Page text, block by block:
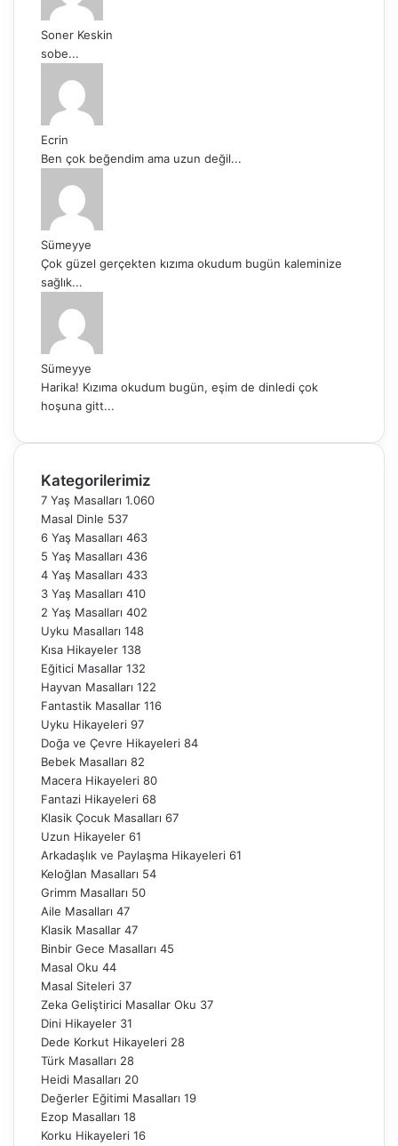
Soner Keskin
sobe...
Ecrin
Ben çok beğendim ama uzun değil...
Sümeyye
Çok güzel gerçekten kızıma okudum bugün kaleminize
sağlık...
Sümeyye
Harika! Kızıma okudum bugün, eşim de dinledi çok
hoşuna gitt...
Kategorilerimiz
7 Yaş Masalları 1.060
Masal Dinle 537
6 Yaş Masalları 463
5 Yaş Masalları 436
4 Yaş Masalları 433
3 Yaş Masalları 410
2 Yaş Masalları 402
Uyku Masalları 148
Kısa Hikayeler 138
Eğitici Masallar 132
Hayvan Masalları 122
Fantastik Masallar 116
Uyku Hikayeleri 97
Doğa ve Çevre Hikayeleri 84
Bebek Masalları 82
Macera Hikayeleri 80
Fantazi Hikayeleri 68
Klasik Çocuk Masalları 67
Uzun Hikayeler 61
Arkadaşlık ve Paylaşma Hikayeleri 61
Keloğlan Masalları 54
Grimm Masalları 50
Aile Masalları 47
Klasik Masallar 47
Binbir Gece Masalları 45
Masal Oku 44
Masal Siteleri 37
Zeka Geliştirici Masallar Oku 37
Dini Hikayeler 31
Dede Korkut Hikayeleri 28
Türk Masalları 28
Heidi Masalları 20
Değerler Eğitimi Masalları 19
Ezop Masalları 18
Korku Hikayeleri 16